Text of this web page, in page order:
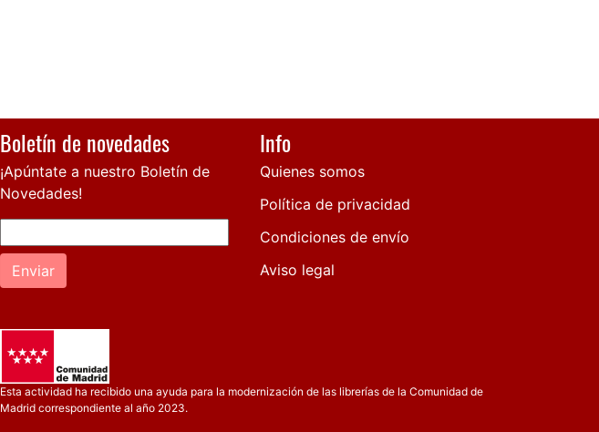
Boletín de novedades
¡Apúntate a nuestro Boletín de
Novedades!
Enviar
Info
Quienes somos
Política de privacidad
Condiciones de envío
Aviso legal
Esta actividad ha recibido una ayuda para la modernización de las librerías de la Comunidad de
Madrid correspondiente al año 2023.